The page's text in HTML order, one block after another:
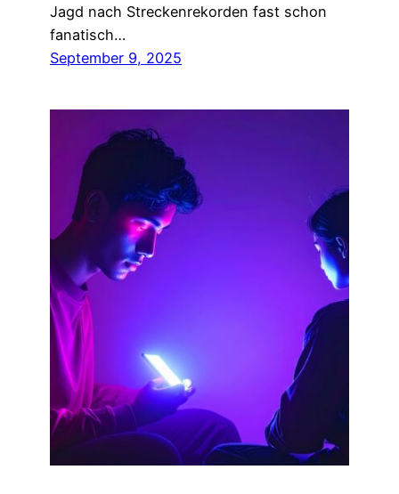
Jagd nach Streckenrekorden fast schon
fanatisch…
September 9, 2025